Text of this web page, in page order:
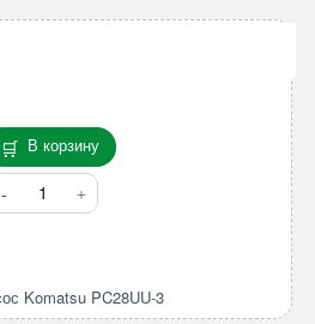
В корзину
Komatsu PC28UU-3